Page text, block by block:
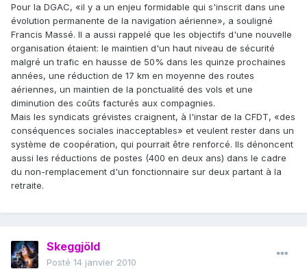
Pour la DGAC, «il y a un enjeu formidable qui s'inscrit dans une
évolution permanente de la navigation aérienne», a souligné
Francis Massé. Il a aussi rappelé que les objectifs d'une nouvelle
organisation étaient: le maintien d'un haut niveau de sécurité
malgré un trafic en hausse de 50% dans les quinze prochaines
années, une réduction de 17 km en moyenne des routes
aériennes, un maintien de la ponctualité des vols et une
diminution des coûts facturés aux compagnies.
Mais les syndicats grévistes craignent, à l'instar de la CFDT, «des
conséquences sociales inacceptables» et veulent rester dans un
système de coopération, qui pourrait être renforcé. Ils dénoncent
aussi les réductions de postes (400 en deux ans) dans le cadre
du non-remplacement d'un fonctionnaire sur deux partant à la
retraite.
Skeggjöld
Posté 14 janvier 2010